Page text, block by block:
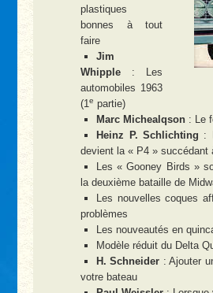
plastiques
bonnes à tout
faire
Jim
Whipple : Les
automobiles 1963
(1e partie)
Marc Michealqson : Le
Heinz P. Schlichting :
devient la « P4 » succédant
Les « Gooney Birds »
la deuxième bataille de
Les nouvelles coques
problèmes
Les nouveautés en
Modèle réduit du Delta
H. Schneider : Ajouter
votre bateau